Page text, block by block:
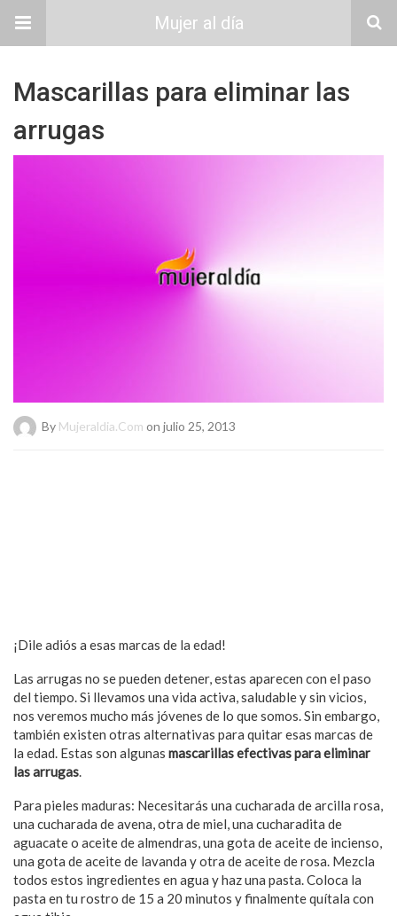
Mujer al día
Mascarillas para eliminar las
arrugas
By Mujeraldia.com on julio 25, 2013
¡Dile adiós a esas marcas de la edad!
Las arrugas no se pueden detener, estas aparecen con el paso
del tiempo. Si llevamos una vida activa, saludable y sin vicios,
nos veremos mucho más jóvenes de lo que somos. Sin embargo,
también existen otras alternativas para quitar esas marcas de
la edad. Estas son algunas mascarillas efectivas para eliminar
las arrugas.
Para pieles maduras: Necesitarás una cucharada de arcilla rosa,
una cucharada de avena, otra de miel, una cucharadita de
aguacate o aceite de almendras, una gota de aceite de incienso,
una gota de aceite de lavanda y otra de aceite de rosa. Mezcla
todos estos ingredientes en agua y haz una pasta. Coloca la
pasta en tu rostro de 15 a 20 minutos y finalmente quítala con